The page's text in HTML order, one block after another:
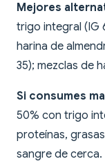
Mejores
trigo integral (IG
harina de
35); mezclas de
Si consumes
50% con trigo
proteínas,
sangre de cerca.